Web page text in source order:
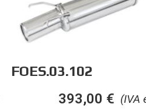
FOES.03.102
(IVA
393,00 €